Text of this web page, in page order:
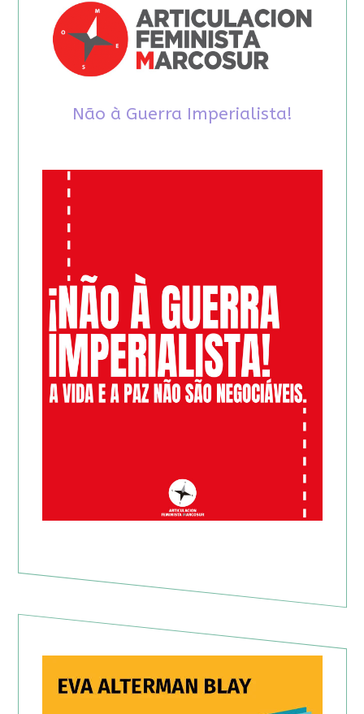
Não à Guerra Imperialista!